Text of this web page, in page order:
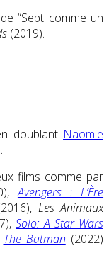
“Sept comme un
(2019).
doublant Naomie
films comme par
Avengers : L’Ère
Les Animaux
Solo: A Star Wars
The Batman (2022)